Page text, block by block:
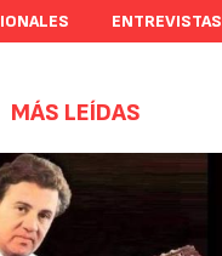
ENTREVISTAS
MÁS LEÍDAS